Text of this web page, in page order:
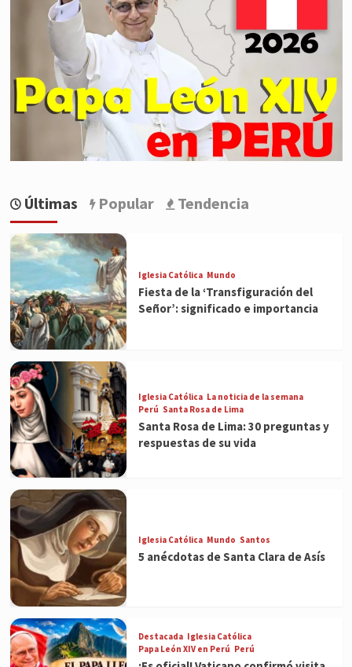
Últimas Popular Tendencia
Iglesia Católica Mundo
Fiesta de la ‘Transfiguración del
Señor’: significado e importancia
Iglesia Católica La noticia de la semana
Perú Santa Rosa de Lima
Santa Rosa de Lima: 30 preguntas y
respuestas de su vida
Iglesia Católica Mundo Santos
5 anécdotas de Santa Clara de Asís
Destacada Iglesia Católica
Papa León XIV en Perú Perú